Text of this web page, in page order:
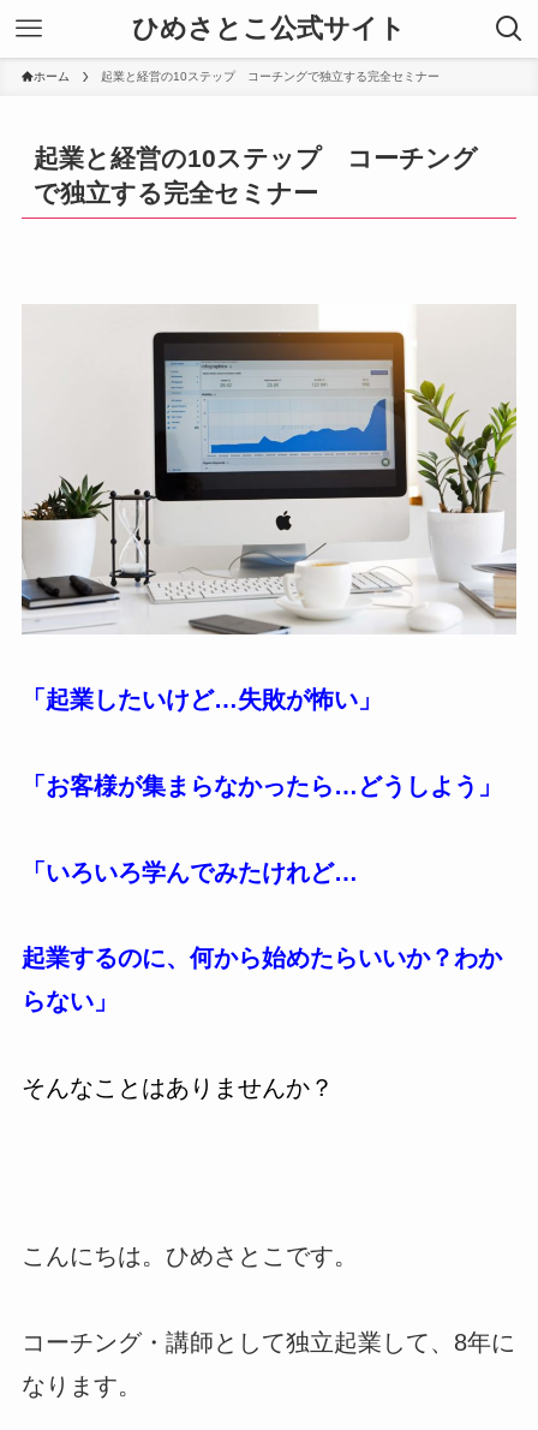
ひめさとこ公式サイト
ホーム 起業と経営の10ステップ コーチングで独立する完全セミナー
起業と経営の10ステップ コーチング
で独立する完全セミナー
「起業したいけど…失敗が怖い」
「お客様が集まらなかったら…どうしよう」
「いろいろ学んでみたけれど…
起業するのに、何から始めたらいいか？わか
らない」
そんなことはありませんか？
こんにちは。ひめさとこです。
コーチング・講師として独立起業して、8年に
なります。